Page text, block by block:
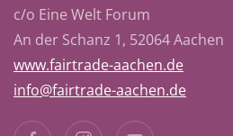
c/o Eine Welt Forum
An der Schanz 1, 52064 Aachen
www.fairtrade-aachen.de
info@fairtrade-aachen.de